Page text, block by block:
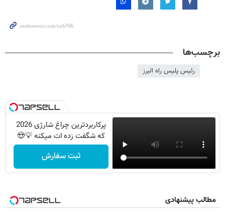
برچسب‌ها
رئیس پلیس راه البرز
پرکاربردترین چراغ شارژی 2026
که شگفت زده ات میکنه 💡😍
ثبت سفارش
مطالب پیشنهادی